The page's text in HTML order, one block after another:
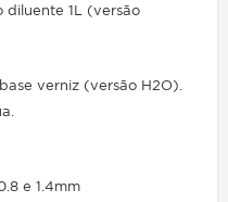
1L
(versão
verniz (versão H2O).
e 1.4mm